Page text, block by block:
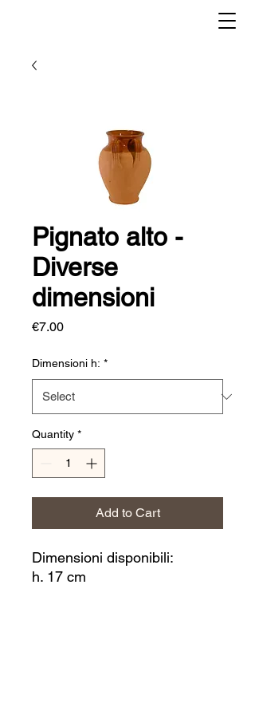
Pignato alto -
Diverse
dimensioni
€7.00Price
Dimensioni h: *
Quantity *
Add to Cart
Dimensioni disponibili:
h. 17 cm